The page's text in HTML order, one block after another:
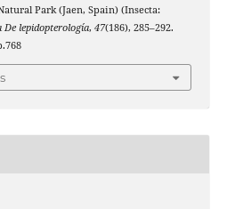
Park (Jaen, Spain) (Insecta:
De lepidopterología, 47(186), 285–292.